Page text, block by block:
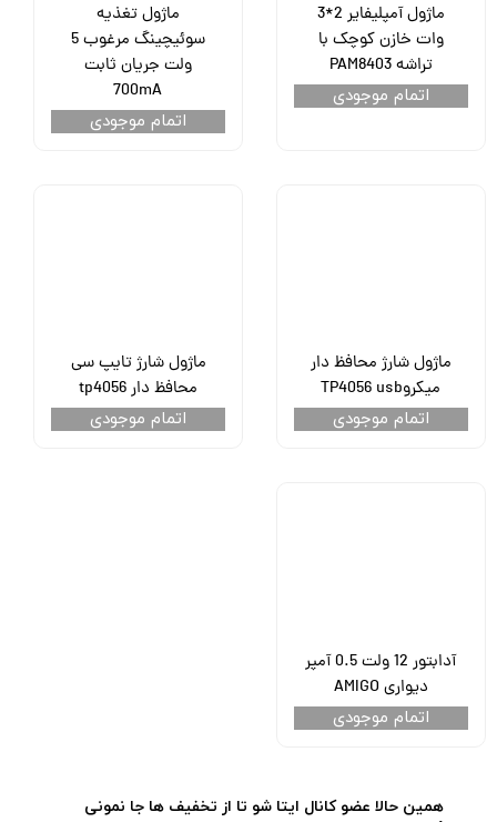
ماژول آمپلیفایر 2*3
وات خازن کوچک با
تراشه PAM8403
اتمام موجودی
ماژول تغذیه
سوئیچینگ مرغوب 5
ولت جریان ثابت
700mA
اتمام موجودی
ماژول شارژ محافظ دار
میکروTP4056 usb
اتمام موجودی
ماژول شارژ تایپ سی
محافظ دار tp4056
اتمام موجودی
آدابتور 12 ولت 0.5 آمپر
دیواری AMIGO
اتمام موجودی
​​همین حالا عضو کانال ایتا شو تا از تخفیف ها جا نمونی